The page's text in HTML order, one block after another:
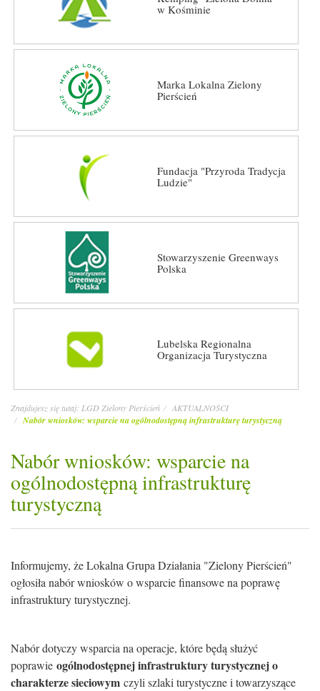
w Kośminie
Marka Lokalna Zielony
Pierścień
Fundacja "Przyroda Tradycja
Ludzie"
Stowarzyszenie Greenways
Polska
Lubelska Regionalna
Organizacja Turystyczna
Znajdujesz się tutaj: LGD Zielony Pierścień AKTUALNOŚCI
Nabór wniosków: wsparcie na ogólnodostępną infrastrukturę turystyczną
Nabór wniosków: wsparcie na
ogólnodostępną infrastrukturę
turystyczną
Informujemy, że Lokalna Grupa Działania "Zielony Pierścień"
ogłosiła nabór wniosków o wsparcie finansowe na poprawę
infrastruktury turystycznej.
Nabór dotyczy wsparcia na operacje, które będą służyć
poprawie ogólnodostępnej infrastruktury turystycznej o
charakterze sieciowym czyli szlaki turystyczne i towarzyszące